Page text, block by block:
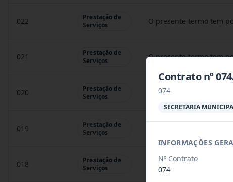
022
Prestação de
Serviços
O presente termo tem
021
Prestação de
Serviços
O presente termo tem
020
Prestação de
Serviços
O presente termo tem
019
Prestação de
Serviços
018
Prestação de
Serviços
O presente termo tem
Contrato nº
074
SECRETARIA
INFORMAÇÕES
Nº Contrato
074